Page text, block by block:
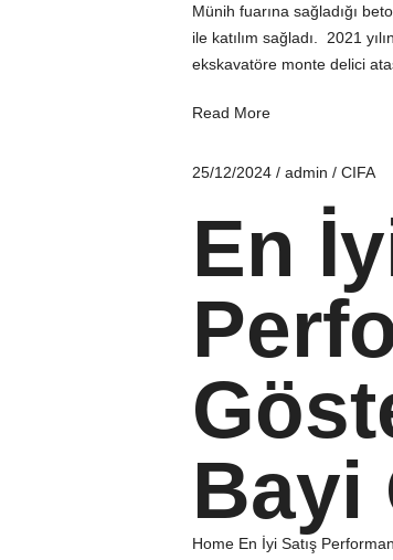
Münih fuarına sağladığı
ile katılım sağladı. 2021
ekskavatöre monte delici
Read More
25/12/2024 / admin / CIFA
En
Bayi
Home En İyi Satış